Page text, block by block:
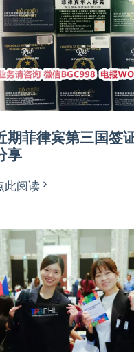
期菲律宾第三国签
享
此阅读